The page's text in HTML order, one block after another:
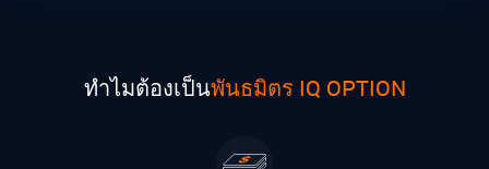
ทำไมต้องเป็นพันธมิตร IQ OPTION